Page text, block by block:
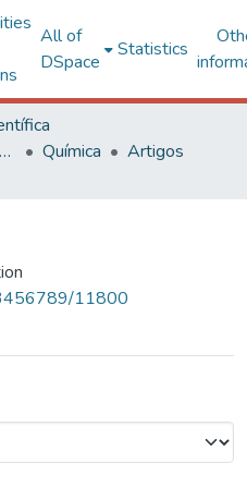
All of
DSpace
Statistics
Centro de Ciências Exatas e Tecnológicas
Química
Artigos
11800